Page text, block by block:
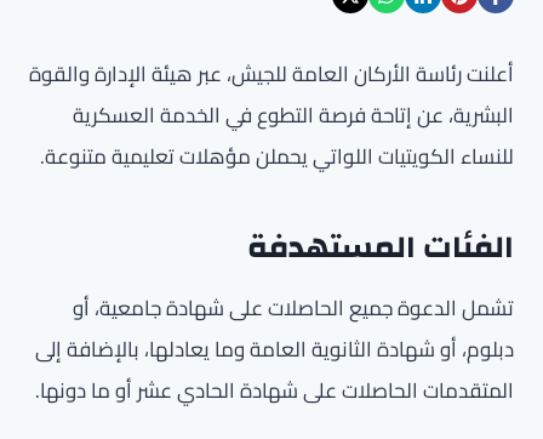
أعلنت رئاسة الأركان العامة للجيش، عبر هيئة الإدارة والقوة
البشرية، عن إتاحة فرصة التطوع في الخدمة العسكرية
للنساء الكويتيات اللواتي يحملن مؤهلات تعليمية متنوعة.
الفئات المستهدفة
تشمل الدعوة جميع الحاصلات على شهادة جامعية، أو
دبلوم، أو شهادة الثانوية العامة وما يعادلها، بالإضافة إلى
المتقدمات الحاصلات على شهادة الحادي عشر أو ما دونها.